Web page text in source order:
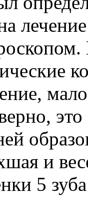
и
5